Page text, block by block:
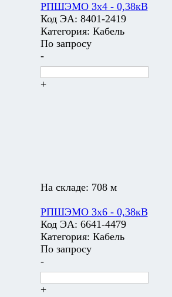
РПШЭМО 3х4 - 0,38кВ
Код ЭА: 8401-2419
Категория: Кабель
По запросу
-
+
На складе: 708 м
РПШЭМО 3х6 - 0,38кВ
Код ЭА: 6641-4479
Категория: Кабель
По запросу
-
+